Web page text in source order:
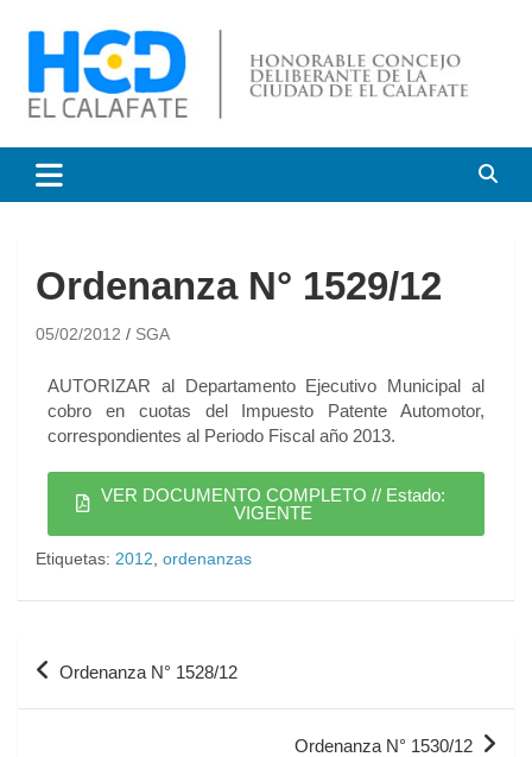
Honorable Concejo
Deliberante de El Calafate
Ordenanza N° 1529/12
05/02/2012 SGA
AUTORIZAR al Departamento Ejecutivo Municipal al
cobro en cuotas del Impuesto Patente Automotor,
correspondientes al Periodo Fiscal año 2013.
VER DOCUMENTO COMPLETO // Estado:
VIGENTE
Etiquetas: 2012 ordenanzas
Ordenanza N° 1528/12
Ordenanza N° 1530/12